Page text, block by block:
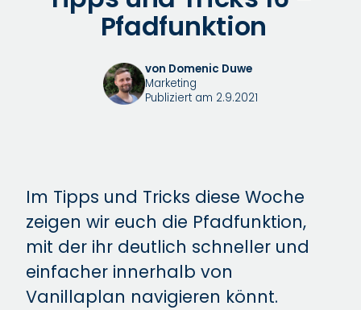
Pfadfunktion
von Domenic Duwe
Marketing
Publiziert am 2.9.2021
Im Tipps und Tricks diese Woche
zeigen wir euch die Pfadfunktion,
mit der ihr deutlich schneller und
einfacher innerhalb von
Vanillaplan navigieren könnt.